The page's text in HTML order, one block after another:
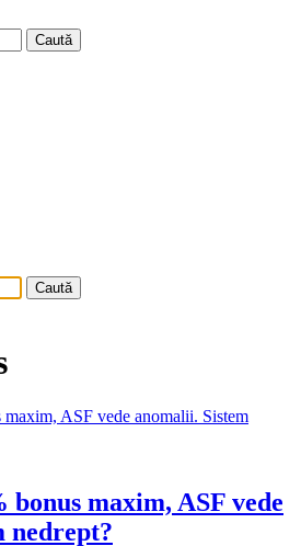
Caută
Caută
bonus maxim, ASF vede
nedrept?